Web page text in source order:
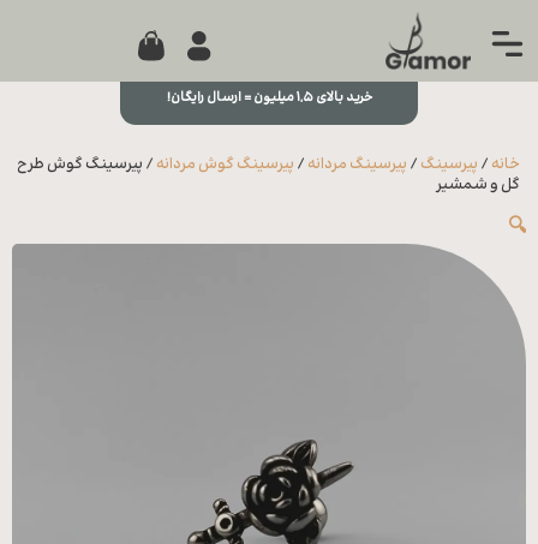
جستجو...
مجله
0
خرید بالای ۱,۵ میلیون = ارسال رایگان!
خانه / پیرسینگ / پیرسینگ مردانه / پیرسینگ گوش مردانه / پیرسینگ گوش طرح
گل و شمشیر
🔍